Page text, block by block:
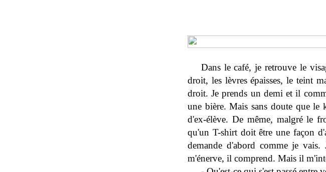
Dans le café, je retrouve le
droit, les lèvres épaisses, le teint
droit. Je prends un demi et il
une bière. Mais sans doute que
d'ex-élève. De même, malgré le
qu'un T-shirt doit être une façon
demande d'abord comme je
m'énerve, il comprend. Mais il